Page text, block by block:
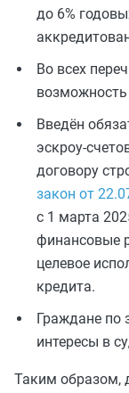
до 6%
Во всех
Введён
эскроу-
договору
закон от
с 1 марта
финансовые
целевое
кредита.
Граждане по
интересы в
Таким образом,